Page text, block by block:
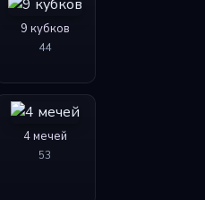
9 кубков
44
4 мечей
53